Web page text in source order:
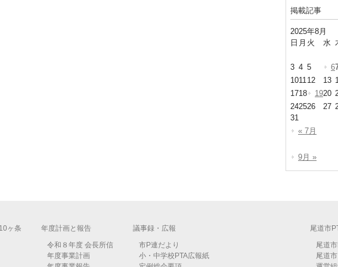
掲載記事
2025年8月
日 月 火 水
3 4 5 6
101112 13
1718 1920
242526 27
31
« 7月
9月 »
ヶ条
年度計画と報告
令和８年度 会長所信
年度事業計画
議事録・広報
市P連だより
小・中学校PTA広報紙
尾道市
尾道
尾道